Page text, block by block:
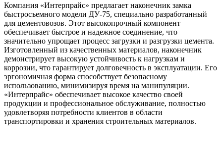
Компания «Интерпрайс» предлагает наконечник замка
быстросъемного модели ДУ-75, специально разработанный
для цементовозов. Этот высокопрочный компонент
обеспечивает быстрое и надежное соединение, что
значительно упрощает процесс загрузки и разгрузки цемента.
Изготовленный из качественных материалов, наконечник
демонстрирует высокую устойчивость к нагрузкам и
коррозии, что гарантирует долговечность в эксплуатации. Его
эргономичная форма способствует безопасному
использованию, минимизируя время на манипуляции.
«Интерпрайс» обеспечивает высокое качество своей
продукции и профессиональное обслуживание, полностью
удовлетворяя потребности клиентов в области
транспортировки и хранения строительных материалов.